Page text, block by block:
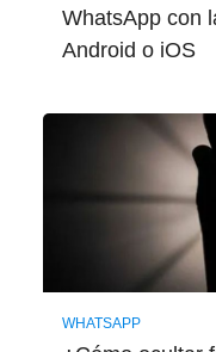
WhatsApp con
Android o iOS
WHATSAPP